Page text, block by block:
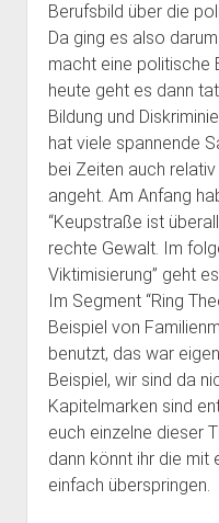
Berufsbild über die
Da ging es also
macht eine politische
heute geht es dann
Bildung und
hat viele spannende
bei Zeiten auch
angeht. Am Anfang
“Keupstraße ist
rechte Gewalt. Im
Viktimisierung” geht
Im Segment “Ring
Beispiel von
benutzt, das war
Beispiel, wir sind da
Kapitelmarken sind
euch einzelne dieser
dann könnt ihr die
einfach überspringen.